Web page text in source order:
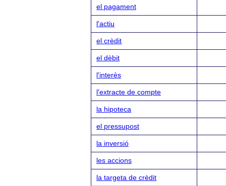
el pagament
l'actiu
el crèdit
el dèbit
l'interès
l'extracte de compte
la hipoteca
el pressupost
la inversió
les accions
la targeta de crèdit